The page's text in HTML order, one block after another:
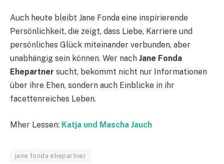
Auch heute bleibt Jane Fonda eine inspirierende
Persönlichkeit, die zeigt, dass Liebe, Karriere und
persönliches Glück miteinander verbunden, aber
unabhängig sein können. Wer nach Jane Fonda
Ehepartner sucht, bekommt nicht nur Informationen
über ihre Ehen, sondern auch Einblicke in ihr
facettenreiches Leben.
Mher Lessen: Katja und Mascha Jauch
jane fonda ehepartner